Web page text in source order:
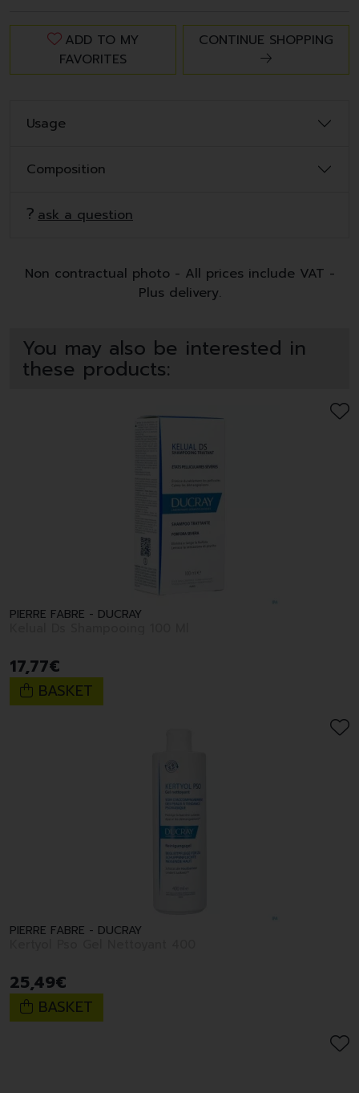
ADD TO MY
FAVORITES
CONTINUE SHOPPING
Usage
Composition
ask a question
Non contractual photo - All prices include VAT -
Plus delivery.
You may also be interested in
these products:
PIERRE FABRE - DUCRAY
17,77€
BASKET
PIERRE FABRE - DUCRAY
25,49€
BASKET